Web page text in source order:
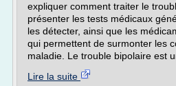
expliquer comment traiter le
présenter les tests médicaux
les détecter, ainsi que les
qui permettent de surmonter les
maladie. Le trouble bipolaire est
Lire la suite